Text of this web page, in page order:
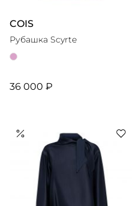
COIS
Рубашка Scyrte
36 000 ₽